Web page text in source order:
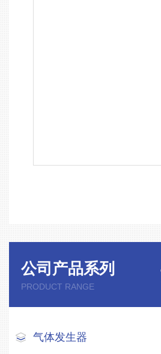
公司产品系列
PRODUCT RANGE
气体发生器